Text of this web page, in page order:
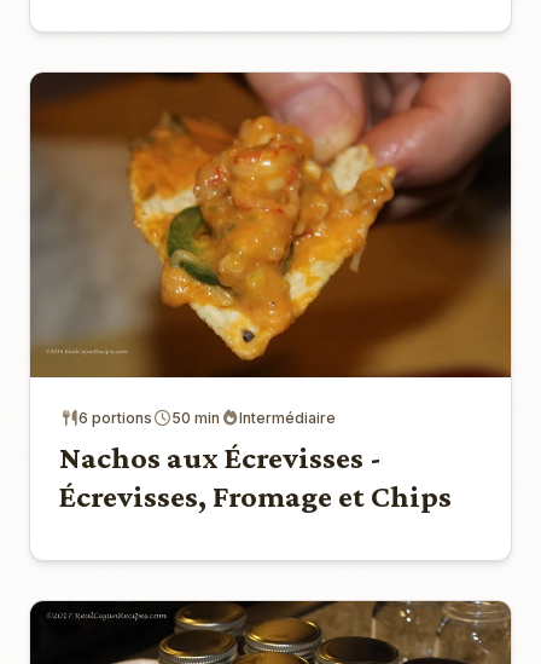
6 portions 50 min Intermédiaire
Nachos aux Écrevisses -
Écrevisses, Fromage et Chips